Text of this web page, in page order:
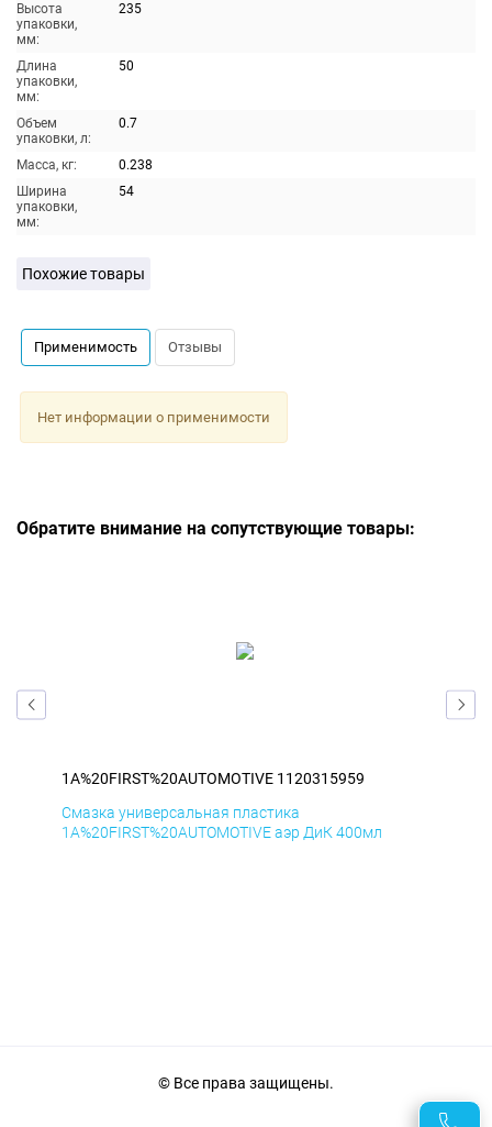
Высота
упаковки,
мм:
235
Длина
упаковки,
мм:
50
Объем
упаковки, л:
0.7
Масса, кг:
0.238
Ширина
упаковки,
мм:
54
Похожие товары
Применимость Отзывы
Нет информации о применимости
Обратите внимание на сопутствующие товары:
1A%20FIRST%20AUTOMOTIVE 1120315959
Смазка универсальная пластика
1A%20FIRST%20AUTOMOTIVE аэр ДиК 400мл
© Все права защищены.